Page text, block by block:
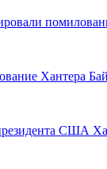
Хантера
США